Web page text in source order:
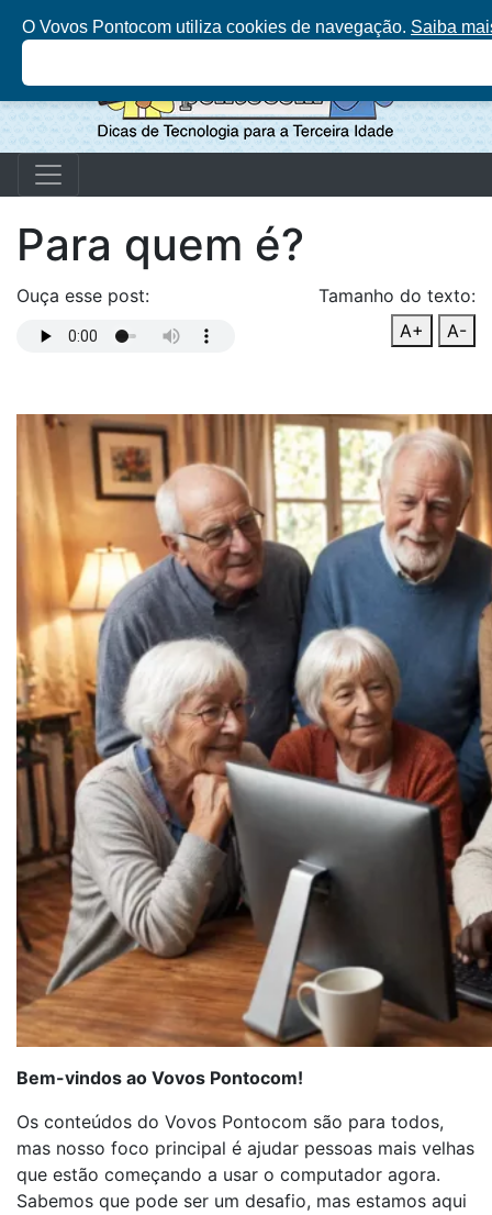
O Vovos Pontocom utiliza cookies de navegação. Saiba
Para quem é?
Ouça esse post:
Tamanho do texto:
A+
A-
Bem-vindos ao Vovos Pontocom!
Os conteúdos do Vovos Pontocom são para todos,
mas nosso foco principal é ajudar pessoas mais velhas
que estão começando a usar o computador agora.
Sabemos que pode ser um desafio, mas estamos aqui